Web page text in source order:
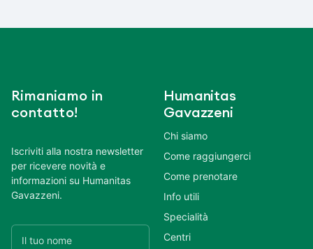
Rimaniamo in
contatto!
Iscriviti alla nostra newsletter
per ricevere novità e
informazioni su Humanitas
Gavazzeni.
Humanitas
Gavazzeni
Chi siamo
Come raggiungerci
Come prenotare
Info utili
Specialità
Centri